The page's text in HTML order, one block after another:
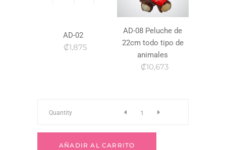
AD-02
₡1,875
AD-08 Peluche de
22cm todo tipo de
animales
₡10,673
a-
Quantity
AÑADIR AL CARRITO